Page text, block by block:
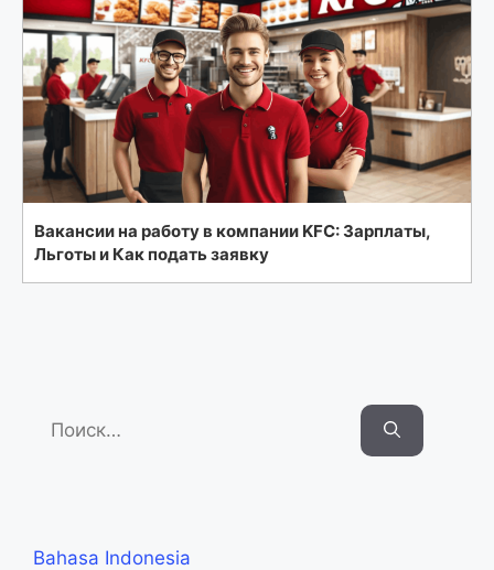
Вакансии на работу в компании KFC: Зарплаты,
Льготы и Как подать заявку
Search
Bahasa Indonesia